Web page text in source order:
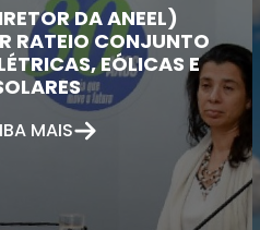
DA ANEEL)
RATEIO CONJUNTO
EÓLICAS E
MAIS